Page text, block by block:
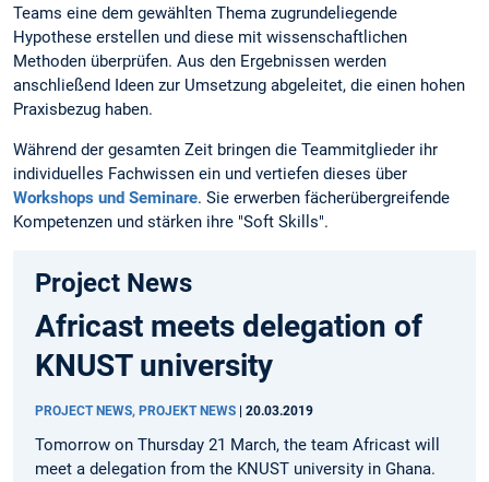
Teams eine dem gewählten Thema zugrundeliegende
Hypothese erstellen und diese mit wissenschaftlichen
Methoden überprüfen. Aus den Ergebnissen werden
anschließend Ideen zur Umsetzung abgeleitet, die einen hohen
Praxisbezug haben.
Während der gesamten Zeit bringen die Teammitglieder ihr
individuelles Fachwissen ein und vertiefen dieses über
Workshops und Seminare. Sie erwerben fächerübergreifende
Kompetenzen und stärken ihre "Soft Skills".
Project News
Africast meets delegation of
KNUST university
PROJECT NEWS, PROJEKT NEWS 20.03.2019
Tomorrow on Thursday 21 March, the team Africast will
meet a delegation from the KNUST university in Ghana.